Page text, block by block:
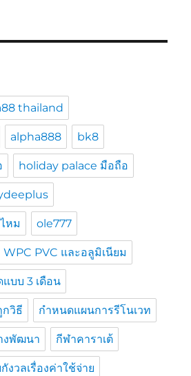
thailand
alpha888 bk8
holiday palace มือถือ
หม ole777
WPC PVC และอลูมิเนียม
บบ 3 เดือน
กวิธี กำหนดแผนการรีโนเวท
งพัฒนา กีฬาคาราเต้
งวลเรื่องค่าใช้จ่าย